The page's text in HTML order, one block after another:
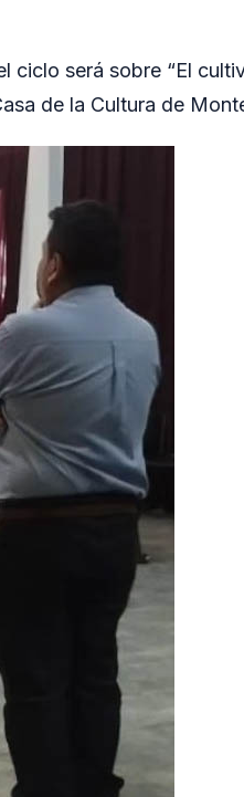
ciclo será sobre “El
de la Cultura de